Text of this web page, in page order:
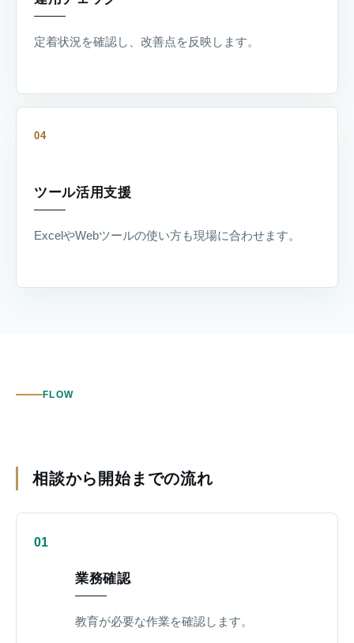
定着状況を確認し、改善点を反映します。
04
ツール活用支援
ExcelやWebツールの使い方も現場に合わせます。
FLOW
相談から開始までの流れ
業務確認
教育が必要な作業を確認します。